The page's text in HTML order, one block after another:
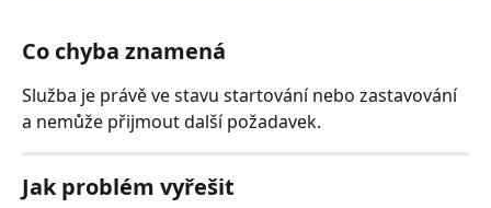
Co chyba znamená
Služba je právě ve stavu startování nebo zastavování
a nemůže přijmout další požadavek.
Jak problém vyřešit